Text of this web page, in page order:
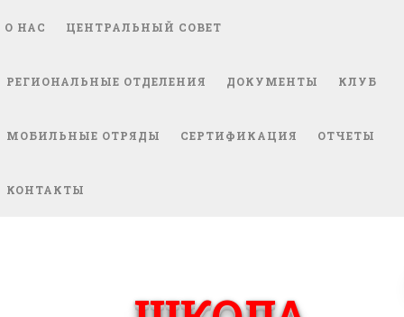
О НАС ЦЕНТРАЛЬНЫЙ СОВЕТ
РЕГИОНАЛЬНЫЕ ОТДЕЛЕНИЯ ДОКУМЕНТЫ КЛУБ
МОБИЛЬНЫЕ ОТРЯДЫ СЕРТИФИКАЦИЯ ОТЧЕТЫ
КОНТАКТЫ